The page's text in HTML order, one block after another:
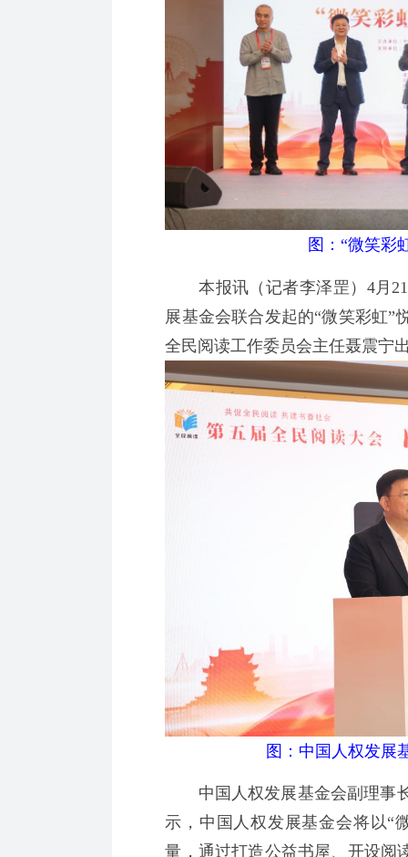
图：“微笑彩
本报讯（记者李泽罡）4月21
展基金会联合发起的“微笑彩虹”
全民阅读工作委员会主任聂震宁
图：中国人权发展
中国人权发展基金会副理事长
示，中国人权发展基金会将以“
量，通过打造公益书屋、开设阅